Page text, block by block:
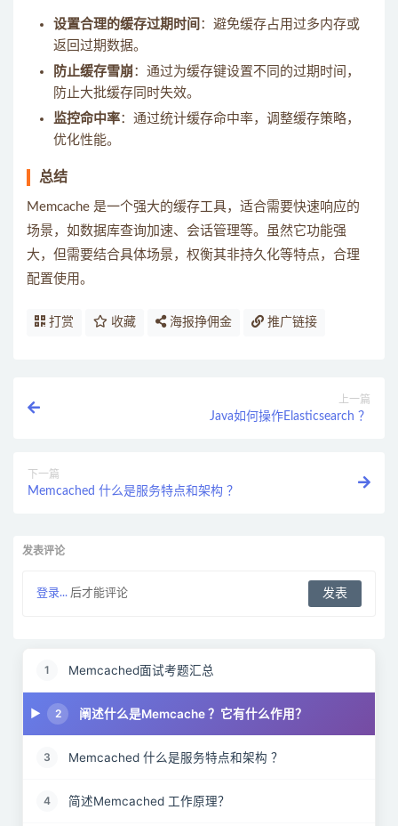
设置合理的缓存过期时间 ：避免缓存占用过多内存或
返回过期数据。
防止缓存雪崩 ：通过为缓存键设置不同的过期时间，
防止大批缓存同时失效。
监控命中率：通过统计缓存命中率，调整缓存策略，
优化性能。
总结
Memcache 是一个强大的缓存工具，适合需要快速响应的
场景，如数据库查询加速、会话管理等。虽然它功能强
大，但需要结合具体场景，权衡其非持久化等特点，合理
配置使用。
打赏 收藏 海报挣佣金 推广链接
上一篇
Java如何操作Elasticsearch ？
下一篇
Memcached 什么是服务特点和架构 ？
发表评论
登录... 后才能评论
1 Memcached面试考题汇总
2 阐述什么是Memcache ？它有什么作用？
3 Memcached 什么是服务特点和架构 ？
4 简述Memcached 工作原理？